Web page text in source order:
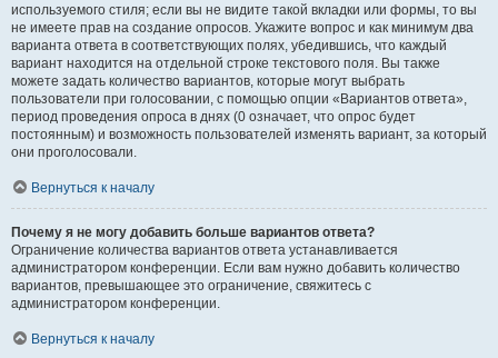
используемого стиля; если вы не видите такой вкладки или формы, то вы
не имеете прав на создание опросов. Укажите вопрос и как минимум два
варианта ответа в соответствующих полях, убедившись, что каждый
вариант находится на отдельной строке текстового поля. Вы также
можете задать количество вариантов, которые могут выбрать
пользователи при голосовании, с помощью опции «Вариантов ответа»,
период проведения опроса в днях (0 означает, что опрос будет
постоянным) и возможность пользователей изменять вариант, за который
они проголосовали.
Вернуться к началу
Почему я не могу добавить больше вариантов ответа?
Ограничение количества вариантов ответа устанавливается
администратором конференции. Если вам нужно добавить количество
вариантов, превышающее это ограничение, свяжитесь с
администратором конференции.
Вернуться к началу